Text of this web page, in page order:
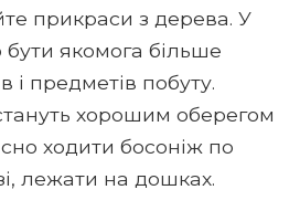
прикраси з дерева. У
якомога більше
і предметів побуту.
хорошим оберегом
ходити босоніж по
лежати на дошках.